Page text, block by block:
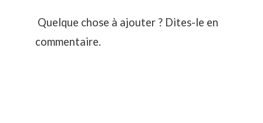
Quelque chose à ajouter ? Dites-le en
commentaire.